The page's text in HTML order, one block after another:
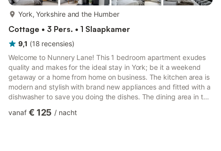
York, Yorkshire and the Humber
Cottage • 3 Pers. • 1 Slaapkamer
9,1 (18 recensies)
Welcome to Nunnery Lane! This 1 bedroom apartment exudes
quality and makes for the ideal stay in York; be it a weekend
getaway or a home from home on business. The kitchen area is
modern and stylish with brand new appliances and fitted with a
dishwasher to save you doing the dishes. The dining area in the
area offers the perfect opportunity to relax on the the
vanaf € 125 / nacht